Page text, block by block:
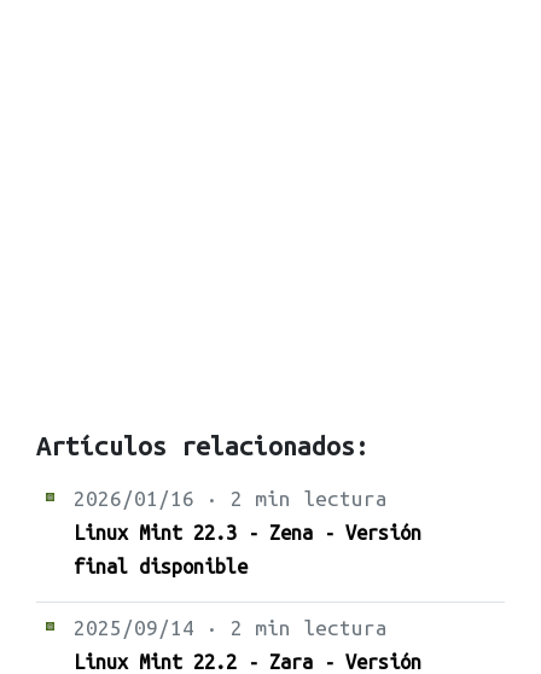
Artículos relacionados:
2026/01/16 · 2 min lectura
Linux Mint 22.3 - Zena - Versión
final disponible
2025/09/14 · 2 min lectura
Linux Mint 22.2 - Zara - Versión